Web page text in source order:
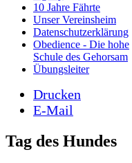
10 Jahre Fährte
Unser Vereinsheim
Datenschutzerklärung
Obedience - Die hohe
Schule des Gehorsam
Übungsleiter
Drucken
E-Mail
Tag des Hundes